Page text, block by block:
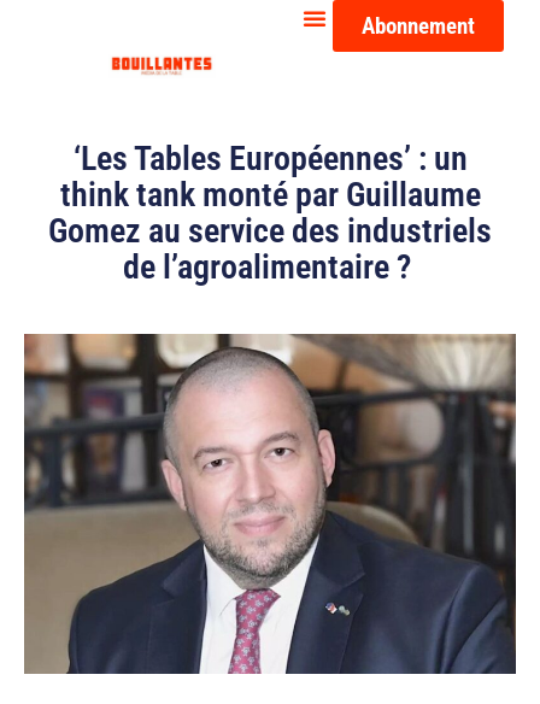
Abonnement
‘Les Tables Européennes’ : un
think tank monté par Guillaume
Gomez au service des industriels
de l’agroalimentaire ?